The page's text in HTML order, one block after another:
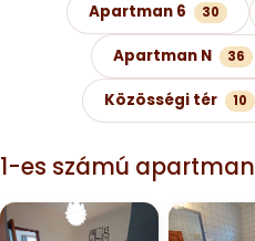
Apartman 6 30
Apartman N 36
Közösségi tér 10
1-es számú apartman